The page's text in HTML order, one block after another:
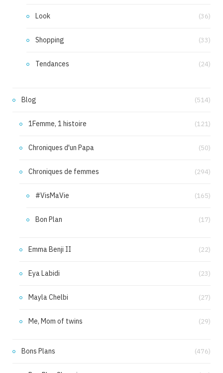
Look (36)
Shopping (33)
Tendances (24)
Blog (514)
1Femme, 1 histoire (121)
Chroniques d'un Papa (50)
Chroniques de femmes (294)
#VisMaVie (165)
Bon Plan (17)
Emma Benji II (22)
Eya Labidi (23)
Mayla Chelbi (27)
Me, Mom of twins (29)
Bons Plans (476)